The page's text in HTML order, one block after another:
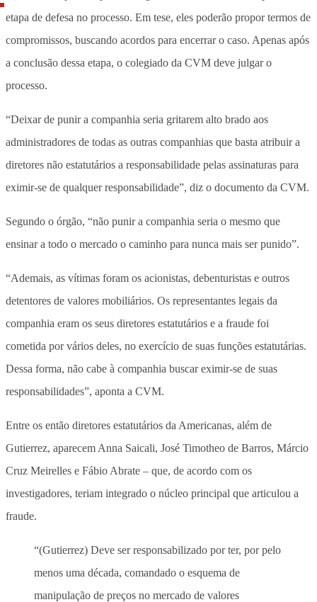
etapa de defesa no processo. Em tese, eles poderão propor termos de
compromissos, buscando acordos para encerrar o caso. Apenas após
a conclusão dessa etapa, o colegiado da CVM deve julgar o
processo.
“Deixar de punir a companhia seria gritarem alto brado aos
administradores de todas as outras companhias que basta atribuir a
diretores não estatutários a responsabilidade pelas assinaturas para
eximir-se de qualquer responsabilidade”, diz o documento da CVM.
Segundo o órgão, “não punir a companhia seria o mesmo que
ensinar a todo o mercado o caminho para nunca mais ser punido”.
“Ademais, as vítimas foram os acionistas, debenturistas e outros
detentores de valores mobiliários. Os representantes legais da
companhia eram os seus diretores estatutários e a fraude foi
cometida por vários deles, no exercício de suas funções estatutárias.
Dessa forma, não cabe à companhia buscar eximir-se de suas
responsabilidades”, aponta a CVM.
Entre os então diretores estatutários da Americanas, além de
Gutierrez, aparecem Anna Saicali, José Timotheo de Barros, Márcio
Cruz Meirelles e Fábio Abrate – que, de acordo com os
investigadores, teriam integrado o núcleo principal que articulou a
fraude.
“(Gutierrez) Deve ser responsabilizado por ter, por pelo
menos uma década, comandado o esquema de
manipulação de preços no mercado de valores